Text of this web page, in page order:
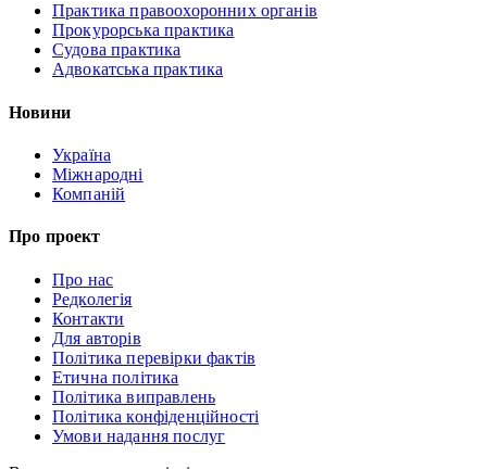
Практика правоохоронних органів
Прокурорська практика
Судова практика
Адвокатська практика
Новини
Україна
Міжнародні
Компаній
Про проект
Про нас
Редколегія
Контакти
Для авторів
Політика перевірки фактів
Етична політика
Політика виправлень
Політика конфіденційності
Умови надання послуг